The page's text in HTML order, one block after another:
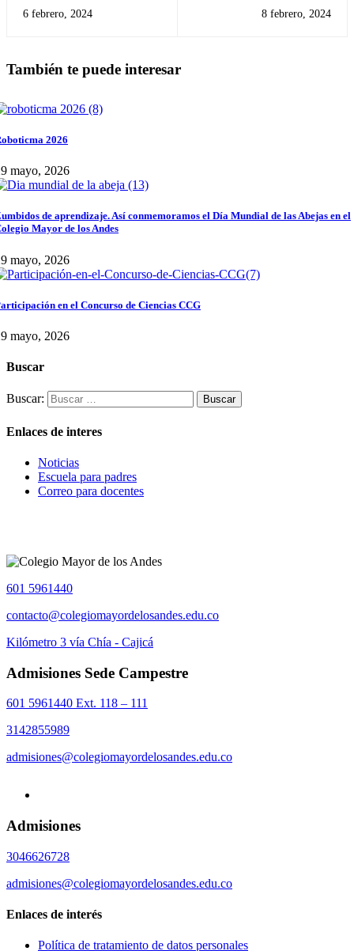
Invernadero.
6 febrero, 2024 8 febrero, 2024
También te puede interesar
2026
mayo, 2026
de aprendizaje. Así conmemoramos el Día Mundial de las Abejas en el
Mayor de los Andes
mayo, 2026
en el Concurso de Ciencias CCG
mayo, 2026
Buscar
Buscar:
Enlaces de interes
Noticias
Escuela para padres
Correo para docentes
601 5961440
contacto@colegiomayordelosandes.edu.co
Kilómetro 3 vía Chía - Cajicá
Admisiones Sede Campestre
601 5961440 Ext. 118 – 111
3142855989
admisiones@colegiomayordelosandes.edu.co
Admisiones
3046626728
admisiones@colegiomayordelosandes.edu.co
Enlaces de interés
Política de tratamiento de datos personales